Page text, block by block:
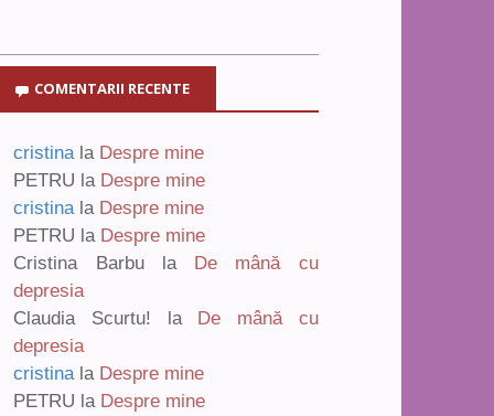
COMENTARII RECENTE
cristina la Despre mine
PETRU la Despre mine
cristina la Despre mine
PETRU la Despre mine
Cristina Barbula De mână cu
depresia
Claudia Scurtu! la De mână cu
depresia
cristina la Despre mine
PETRU la Despre mine